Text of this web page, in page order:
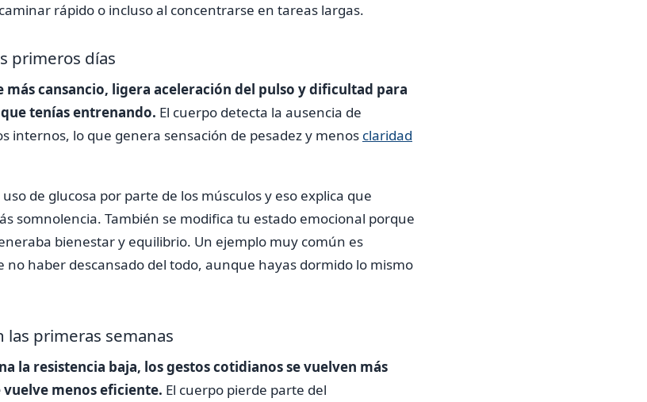
rápido o incluso al concentrarse en tareas largas.
primeros días
más cansancio, ligera aceleración del pulso y dificultad para
tenías entrenando. El cuerpo detecta la ausencia de
internos, lo que genera sensación de pesadez y menos claridad
de glucosa por parte de los músculos y eso explica que
somnolencia. También se modifica tu estado emocional porque
bienestar y equilibrio. Un ejemplo muy común es
no haber descansado del todo, aunque hayas dormido lo mismo
las primeras semanas
la resistencia baja, los gestos cotidianos se vuelven más
menos eficiente. El cuerpo pierde parte del